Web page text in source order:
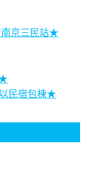
南京三民站★
民宿包棟★